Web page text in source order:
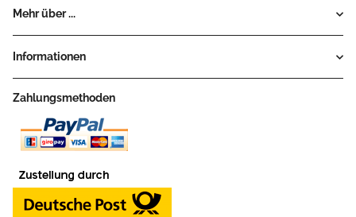
Mehr über ...
Informationen
Zahlungsmethoden